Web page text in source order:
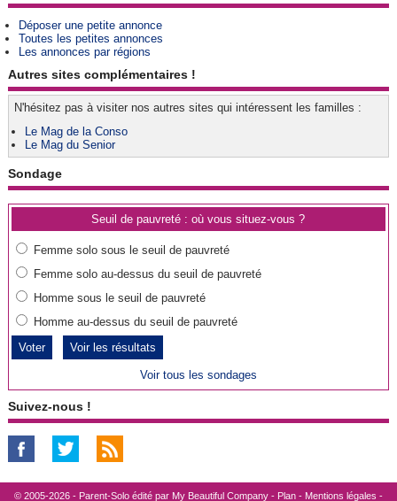
Déposer une petite annonce
Toutes les petites annonces
Les annonces par régions
Autres sites complémentaires !
N'hésitez pas à visiter nos autres sites qui intéressent les familles :
Le Mag de la Conso
Le Mag du Senior
Sondage
Seuil de pauvreté : où vous situez-vous ?
Femme solo sous le seuil de pauvreté
Femme solo au-dessus du seuil de pauvreté
Homme sous le seuil de pauvreté
Homme au-dessus du seuil de pauvreté
Voir les résultats
Voir tous les sondages
Suivez-nous !
© 2005-2026 - Parent-Solo édité par My Beautiful Company- Plan- Mentions légales -